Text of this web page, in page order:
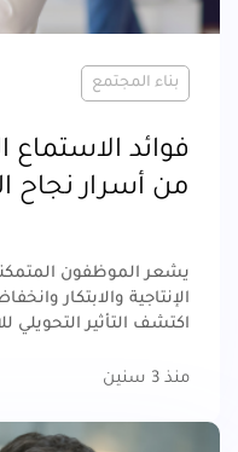
بناء المجتمع
فوائد
من أسرار نجاح
يشعر الموظفون
الإنتاجية والابتكار
اكتشف التأثير
منذ 3 سنين